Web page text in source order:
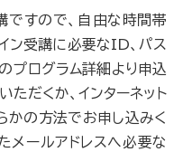
ですので、自由な時間帯
ン受講に必要なID、パス
プログラム詳細より申込
ただくか、インターネット
かの方法でお申し込みく
メールアドレスへ必要な